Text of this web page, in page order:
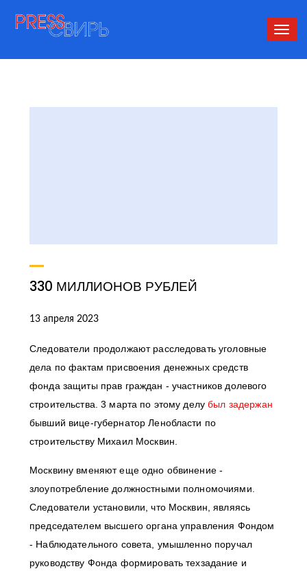
330 МИЛЛИОНОВ РУБЛЕЙ
13 апреля 2023
Следователи продолжают расследовать уголовные
дела по фактам присвоения денежных средств
фонда защиты прав граждан - участников долевого
строительства. 3 марта по этому делубыл задержан
бывший вице-губернатор Ленобласти по
строительству Михаил Москвин.
Москвину вменяют еще одно обвинение -
злоупотребление должностными полномочиями.
Следователи установили, что Москвин, являясь
председателем высшего органа управления Фондом
- Наблюдательного совета, умышленно поручал
руководству Фонда формировать техзадание и